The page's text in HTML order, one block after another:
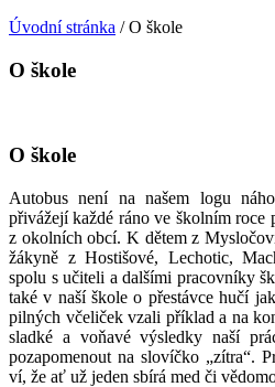
Úvodní stránka /O škole
O škole
O škole
Autobus není na našem logu
přivážejí každé ráno ve školním roce
z okolních obcí. K dětem z
žákyně z Hostišové, Lechotic,
spolu s učiteli a dalšími pracovníky
také v naší škole o přestávce hučí
pilných včeliček vzali příklad a na
sladké a voňavé výsledky naší
pozapomenout na slovíčko „zítra“.
ví, že ať už jeden sbírá med či